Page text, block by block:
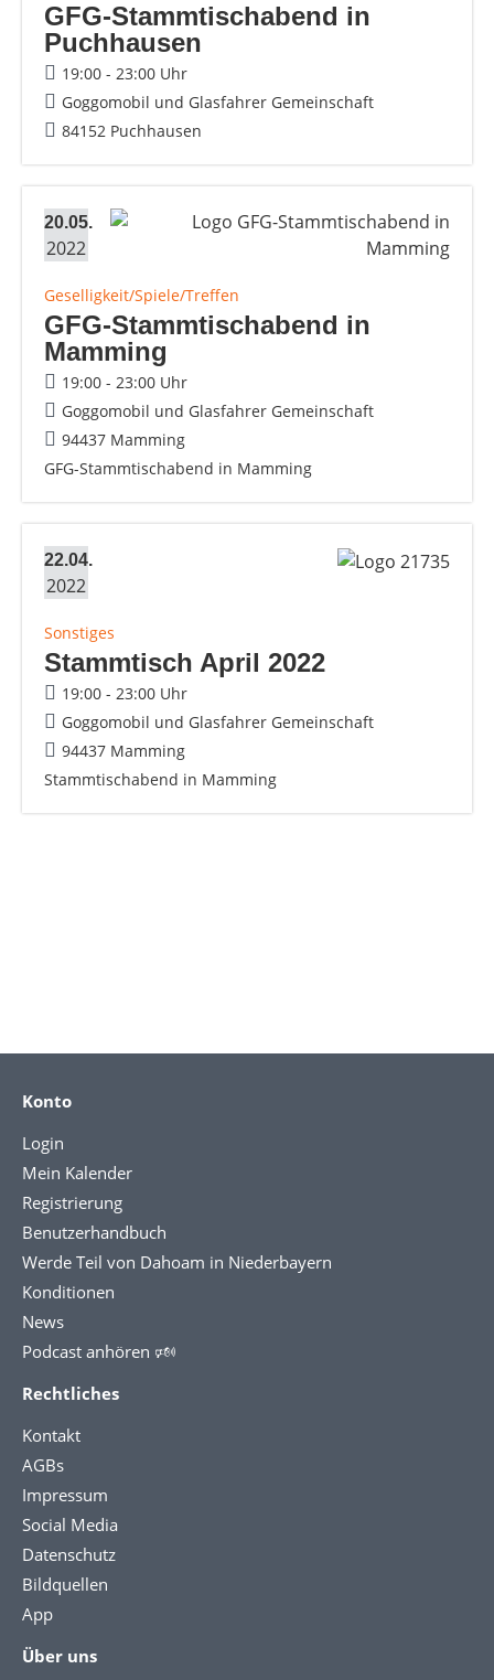
GFG-Stammtischabend in
Puchhausen
19:00 - 23:00 Uhr
Goggomobil und Glasfahrer Gemeinschaft
84152 Puchhausen
20.05.
2022
Geselligkeit/Spiele/Treffen
GFG-Stammtischabend in
Mamming
19:00 - 23:00 Uhr
Goggomobil und Glasfahrer Gemeinschaft
94437 Mamming
GFG-Stammtischabend in Mamming
22.04.
2022
Sonstiges
Stammtisch April 2022
19:00 - 23:00 Uhr
Goggomobil und Glasfahrer Gemeinschaft
94437 Mamming
Stammtischabend in Mamming
Konto
Login
Mein Kalender
Registrierung
Benutzerhandbuch
Werde Teil von Dahoam in Niederbayern
Konditionen
News
Podcast anhören 🕬
Rechtliches
Kontakt
AGBs
Impressum
Social Media
Datenschutz
Bildquellen
App
Über uns